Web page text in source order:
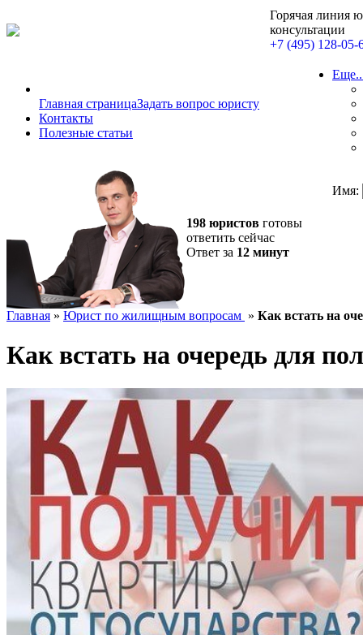
Горячая линия
консультации
+7 (495) 128-05-
Главная страницаЗадать вопрос юристу
Контакты
Полезные статьи
198 юристов готовы
ответить сейчас
Ответ за 12 минут
Имя:
Главная » Юрист по жилищным вопросам » Как встать на
Как встать на очередь для